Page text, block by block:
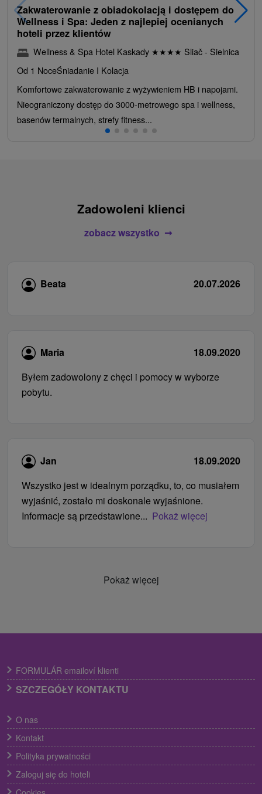
Zakwaterowanie z obiadokolacją i dostępem do
Wellness i Spa: Jeden z najlepiej ocenianych
hoteli przez klientów
Wellness & Spa Hotel Kaskady ★★★★ Sliač - Sielnica
Od 1 NoceŚniadanie I Kolacja
Komfortowe zakwaterowanie z wyżywieniem HB i napojami.
Nieograniczony dostęp do 3000-metrowego spa i wellness,
basenów termalnych, strefy fitness...
Zadowoleni klienci
zobacz wszystko
Beata 20.07.2026
Maria
18.09.2020
Byłem zadowolony z chęci i pomocy w wyborze
pobytu.
Jan
18.09.2020
Wszystko jest w idealnym porządku, to, co musiałem
wyjaśnić, zostało mi doskonale wyjaśnione.
Informacje są przedstawione... Pokaż więcej
Pokaż więcej
FORMULÁR emailoví klienti
SZCZEGÓŁY KONTAKTU
O nas
Kontakt
Polityka prywatności
Zaloguj się do hoteli